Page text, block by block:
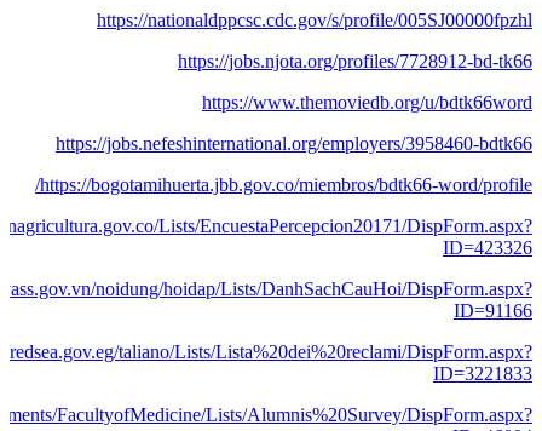
https://nationaldppcsc.cdc.gov/s/profile/005SJ00000fpzhl
https://jobs.njota.org/profiles/7728912-bd-tk66
https://www.themoviedb.org/u/bdtk66word
https://jobs.nefeshinternational.org/employers/3958460-bdtk66
https://bogotamihuerta.jbb.gov.co/miembros/bdtk66-word/profile/
Lists/EncuestaPercepcion20171/DispForm.aspx?
ID=423326
noidung/hoidap/Lists/DanhSachCauHoi/DispForm.aspx?
ID=91166
redsea.gov.eg/taliano/Lists/Lista%20dei%20reclami/DispForm.aspx?
ID=3221833
FacultyofMedicine/Lists/Alumnis%20Survey/DispForm.aspx?